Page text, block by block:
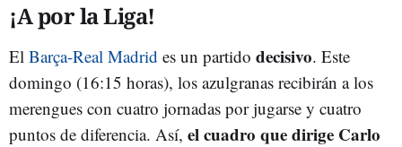
¡A por la Liga!
El Barça-Real Madrid es un partido decisivo. Este
domingo (16:15 horas), los azulgranas recibirán a los
merengues con cuatro jornadas por jugarse y cuatro
puntos de diferencia. Así, el cuadro que dirige Carlo